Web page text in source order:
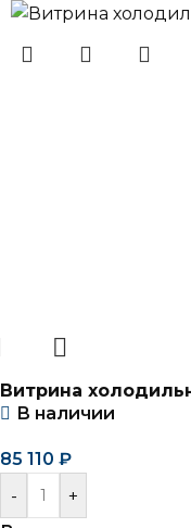
Витрина
В наличии
85 110 ₽
-
+